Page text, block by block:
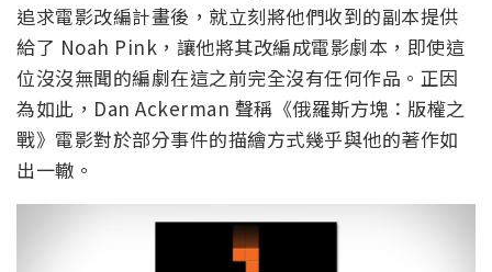
追求電影改編計畫後，就立刻將他們收到的副本提供
給了 Noah Pink，讓他將其改編成電影劇本，即使這
位沒沒無聞的編劇在這之前完全沒有任何作品。正因
為如此，Dan Ackerman 聲稱《俄羅斯方塊：版權之
戰》電影對於部分事件的描繪方式幾乎與他的著作如
出一轍。